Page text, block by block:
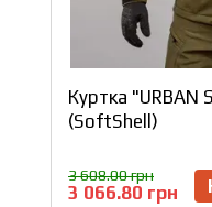
Куртка "URBAN
(SoftShell)
3 608.00 грн
3 066.80 грн